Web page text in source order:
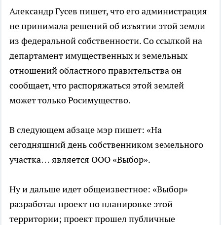
Александр Гусев пишет, что его администрация
не принимала решений об изъятии этой земли
из федеральной собственности. Со ссылкой на
департамент имущественных и земельных
отношений областного правительства он
сообщает, что распоряжаться этой землей
может только Росимущество.
В следующем абзаце мэр пишет: «На
сегодняшний день собственником земельного
участка… является ООО «Выбор».
Ну и дальше идет общеизвестное: «Выбор»
разработал проект по планировке этой
территории; проект прошел публичные